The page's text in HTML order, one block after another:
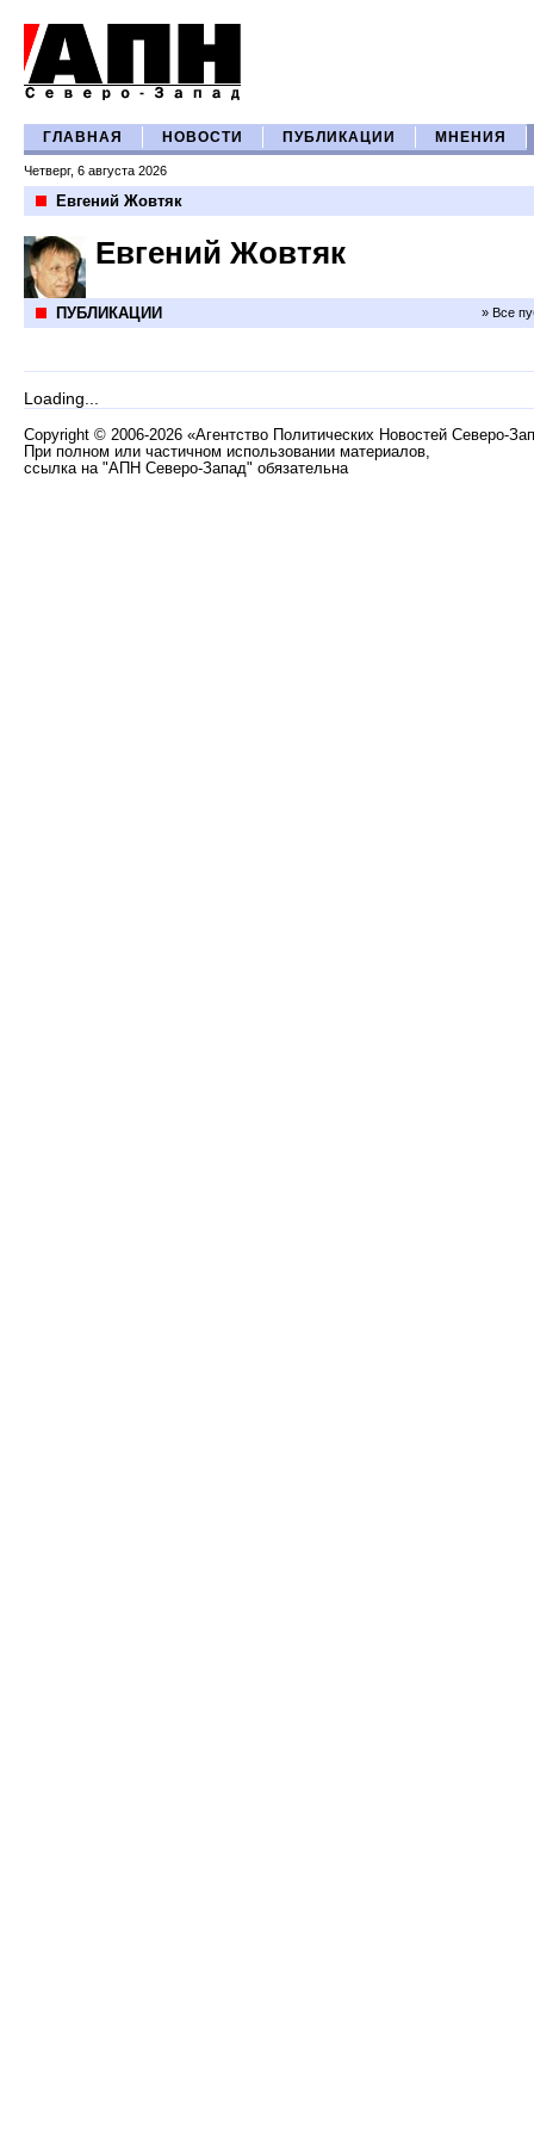
ГЛАВНАЯ НОВОСТИ ПУБЛИКАЦИИ МНЕНИЯ
Четверг, 6 августа 2026
Евгений Жовтяк
Евгений Жовтяк
ПУБЛИКАЦИИ » Все
Loading...
Copyright © 2006-2026 «Агентство Политических Новостей Северо-
При полном или частичном использовании материалов,
ссылка на "АПН Северо-Запад" обязательна